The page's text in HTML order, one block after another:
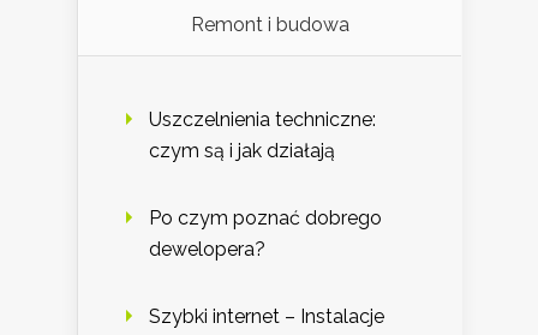
Remont i budowa
Uszczelnienia techniczne:
czym są i jak działają
Po czym poznać dobrego
dewelopera?
Szybki internet – Instalacje